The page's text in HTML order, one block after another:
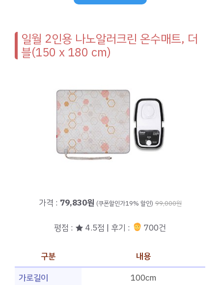
일월 2인용 나노알러크린 온수매트, 더
블(150 x 180 cm)
가격 : 79,830원 (쿠폰할인가19% 할인) 99,000원
평점 : ★ 4.5점 | 후기 : 700건
구분
내용
가로길이
100cm